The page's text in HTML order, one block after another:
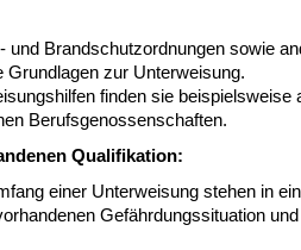
und Brandschutzordnungen sowie
Grundlagen zur Unterweisung.
finden sie beispielsweise
Berufsgenossenschaften.
Qualifikation:
einer Unterweisung stehen in
Gefährdungssituation